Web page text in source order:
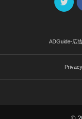
ADGuide-広